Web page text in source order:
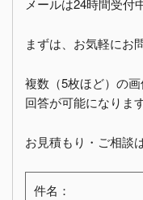
メールは24時間受付中
まずは、お気軽にお
複数（5枚ほど）の
回答が可能になります
お見積もり・ご相談
件名：